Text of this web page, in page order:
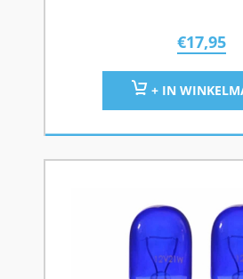
€17,95
+ IN